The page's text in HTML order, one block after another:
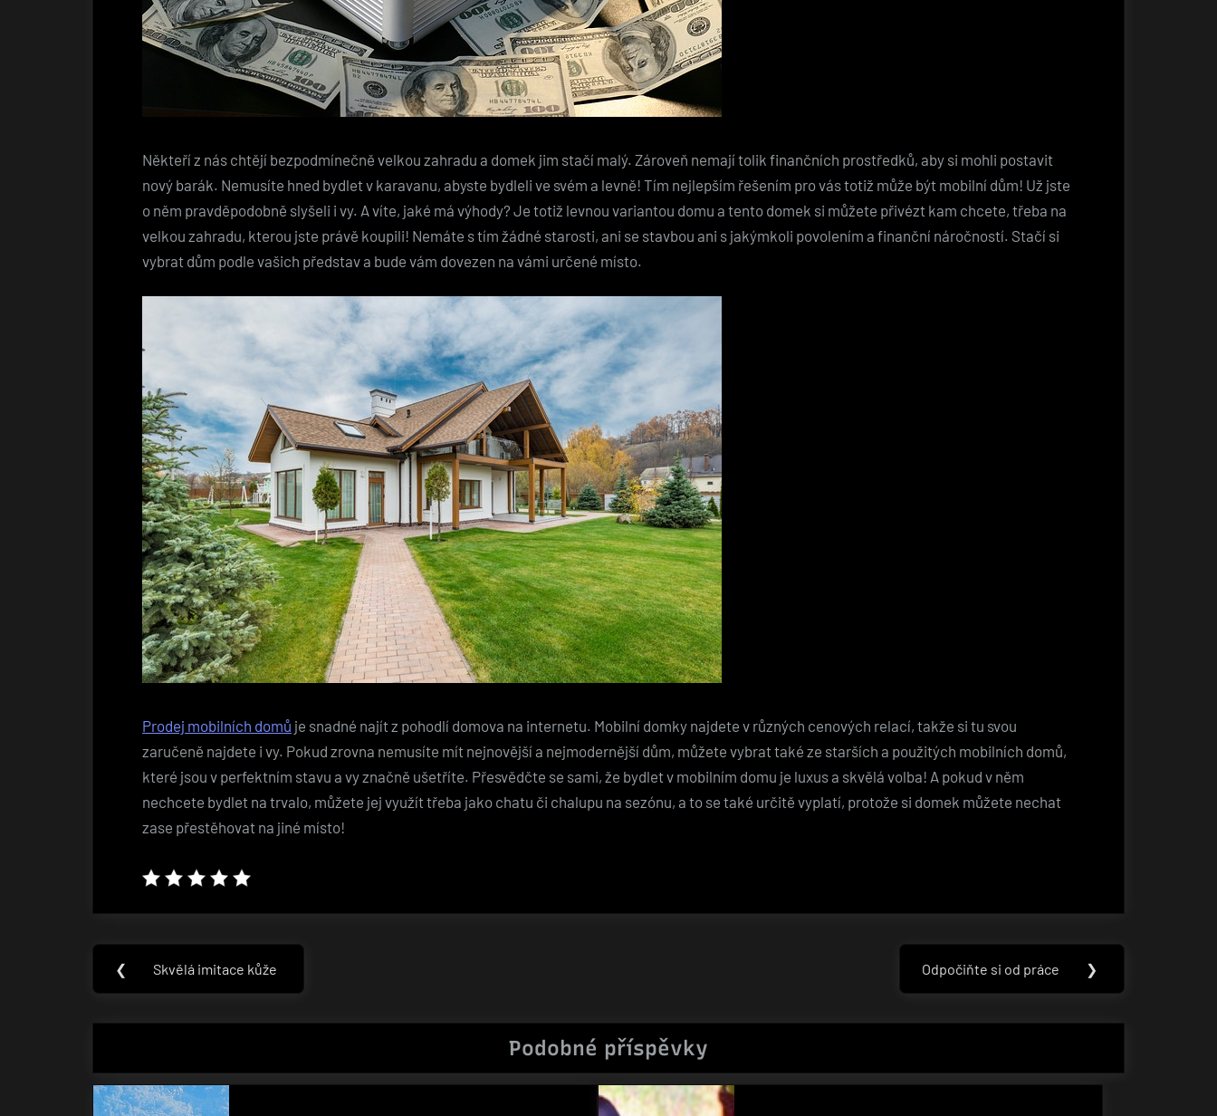
Někteří z nás chtějí bezpodmínečně velkou zahradu a domek jim stačí malý. Zároveň nemají tolik finančních prostředků, aby si mohli postavit
nový barák. Nemusíte hned bydlet v karavanu, abyste bydleli ve svém a levně! Tím nejlepším řešením pro vás totiž může být mobilní dům! Už jste
o něm pravděpodobně slyšeli i vy. A víte, jaké má výhody? Je totiž levnou variantou domu a tento domek si můžete přivézt kam chcete, třeba na
velkou zahradu, kterou jste právě koupili! Nemáte s tím žádné starosti, ani se stavbou ani s jakýmkoli povolením a finanční náročností. Stačí si
vybrat dům podle vašich představ a bude vám dovezen na vámi určené místo.
Prodej mobilních domů je snadné najít z pohodlí domova na internetu. Mobilní domky najdete v různých cenových relací, takže si tu svou
zaručeně najdete i vy. Pokud zrovna nemusíte mít nejnovější a nejmodernější dům, můžete vybrat také ze starších a použitých mobilních domů,
které jsou v perfektním stavu a vy značně ušetříte. Přesvědčte se sami, že bydlet v mobilním domu je luxus a skvělá volba! A pokud v něm
nechcete bydlet na trvalo, můžete jej využít třeba jako chatu či chalupu na sezónu, a to se také určitě vyplatí, protože si domek můžete nechat
zase přestěhovat na jiné místo!
Navigace
pro
❮
Previous
Skvělá imitace kůže
Next
Odpočiňte si od práce ❯
Podobné příspěvky